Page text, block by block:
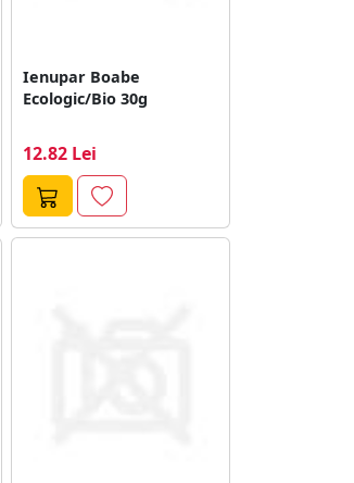
Ienupar Boabe
Ecologic/Bio 30g
12.82 Lei